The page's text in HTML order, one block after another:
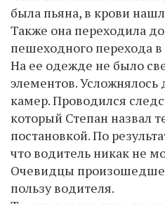
была пьяна, в крови
Также она переходила
пешеходного перехода
На ее одежде не было
элементов.
камер. Проводился
который Степан назвал
постановкой. По
что водитель никак не
Очевидцы
пользу водителя.